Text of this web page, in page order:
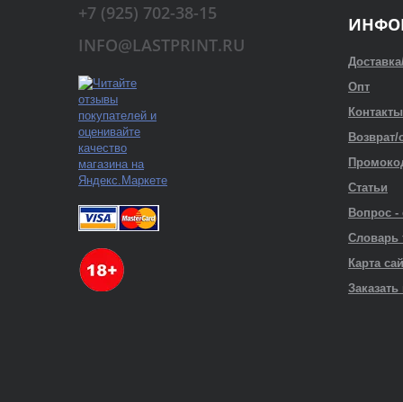
+7 (925) 702-38-15
INFO@LASTPRINT.RU
Опт
Контакты
Статьи
Вопрос -
Словарь
Карта